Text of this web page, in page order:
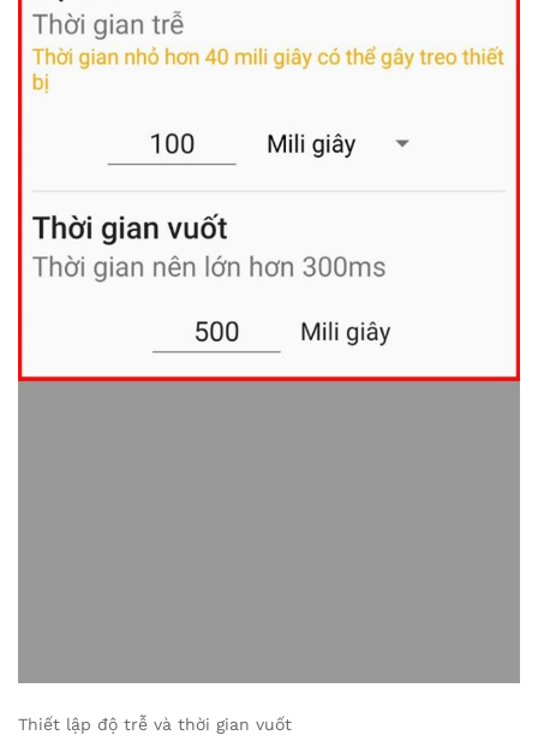
Thiết lập độ trễ và thời gian vuốt